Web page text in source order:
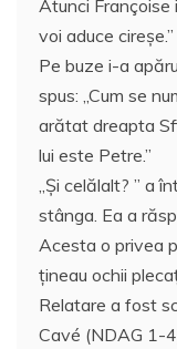
Atunci Françoise
voi aduce cireșe.”
Pe buze i-a
spus: „Cum se
arătat dreapta
lui este Petre.”
„Și celălalt? ” a
stânga. Ea a
Acesta o privea
ţineau ochii
Relatare a fost
Cavé (NDAG 1-